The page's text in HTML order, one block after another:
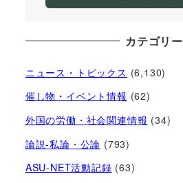
カテゴリー
ニュース・トピックス (6,130)
催し物・イベント情報 (62)
外国の労働・社会関連情報 (34)
論説-私論・公論 (793)
ASU-NET活動記録 (63)